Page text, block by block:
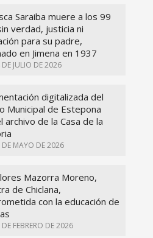
Saraiba muere a los 99
verdad, justicia ni
para su padre,
en Jimena en 1937
JULIO DE 2026
digitalizada del
Municipal de Estepona
archivo de la Casa de la
DE MAYO DE 2026
Mazorra Moreno,
de Chiclana,
con la educación de
FEBRERO DE 2026